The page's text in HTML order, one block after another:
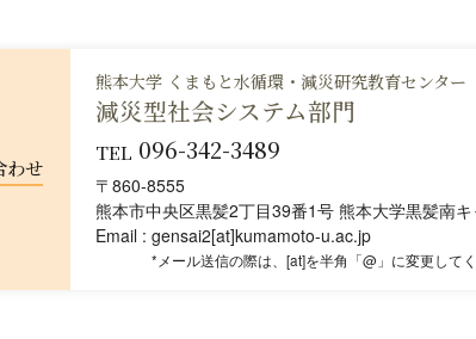
熊本大学 くまもと水循環・減災研究教育センター
減災型社会システム部門
096-342-3489